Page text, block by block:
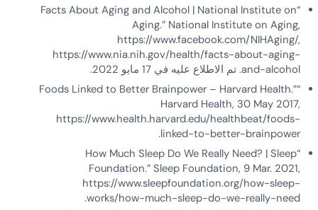
“Facts About Aging and Alcohol | National Institute on
Aging.” National Institute on Aging,
https://www.facebook.com/NIHAging/,
https://www.nia.nih.gov/health/facts-about-aging-
and-alcohol. تم الاطلاع عليه في 17 مايو 2022.
“Foods Linked to Better Brainpower – Harvard Health.”
Harvard Health, 30 May 2017,
https://www.health.harvard.edu/healthbeat/foods-
linked-to-better-brainpower.
“How Much Sleep Do We Really Need? | Sleep
Foundation.” Sleep Foundation, 9 Mar. 2021,
https://www.sleepfoundation.org/how-sleep-
works/how-much-sleep-do-we-really-need.